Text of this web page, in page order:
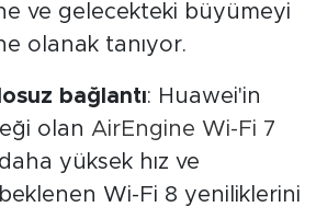
ve gelecekteki büyümeyi
olanak tanıyor.
bağlantı: Huawei'in
olan AirEngine Wi-Fi 7
yüksek hız ve
Wi-Fi 8 yeniliklerini